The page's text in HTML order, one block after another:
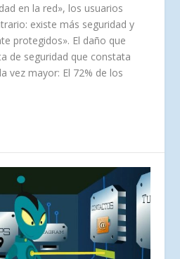
en la red», los usuarios
existe más seguridad y
protegidos». El daño que
de seguridad que constata
vez mayor: El 72% de los